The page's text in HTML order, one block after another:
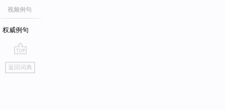
视频例句
权威例句
go
top
返回词典